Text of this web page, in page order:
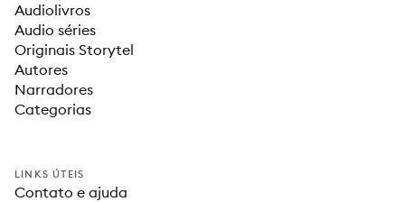
Audiolivros
Audio séries
Originais Storytel
Autores
Narradores
Categorias
LINKS ÚTEIS
Contato e ajuda